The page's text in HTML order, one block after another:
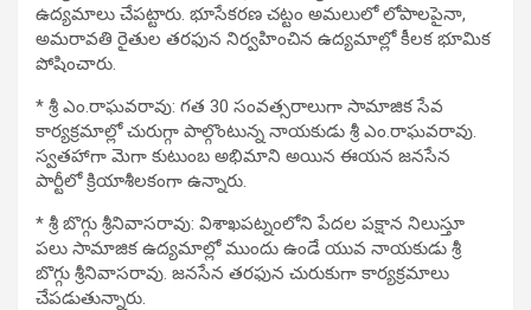
ఉద్యమాలు చేపట్టారు. భూసేకరణ చట్టం అమలులో లోపాలపైనా,
అమరావతి రైతుల తరఫున నిర్వహించిన ఉద్యమాల్లో కీలక భూమిక
పోషించారు.
* శ్రీ ఎం.రాఘవరావు: గత 30 సంవత్సరాలుగా సామాజిక సేవ
కార్యక్రమాల్లో చురుగ్గా పాల్గొంటున్న నాయకుడు శ్రీ ఎం.రాఘవరావు.
స్వతహాగా మెగా కుటుంబ అభిమాని అయిన ఈయన జనసేన
పార్టీలో క్రియాశీలకంగా ఉన్నారు.
* శ్రీ బొగ్గు శ్రీనివాసరావు: విశాఖపట్నంలోని పేదల పక్షాన నిలుస్తూ
పలు సామాజిక ఉద్యమాల్లో ముందు ఉండే యువ నాయకుడు శ్రీ
బొగ్గు శ్రీనివాసరావు. జనసేన తరఫున చురుకుగా కార్యక్రమాలు
చేపడుతున్నారు.